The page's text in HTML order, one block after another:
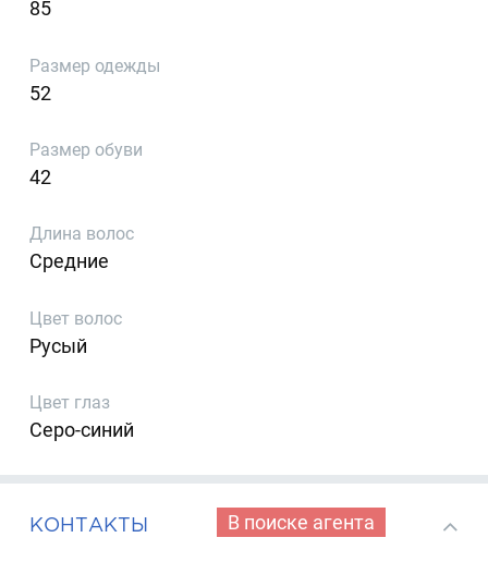
85
Размер одежды
52
Размер обуви
42
Длина волос
Средние
Цвет волос
Русый
Цвет глаз
Серо-синий
КОНТАКТЫ В поиске агента